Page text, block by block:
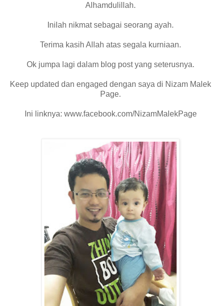
Alhamdulillah.
Inilah nikmat sebagai seorang ayah.
Terima kasih Allah atas segala kurniaan.
Ok jumpa lagi dalam blog post yang seterusnya.
Keep updated dan engaged dengan saya di Nizam Malek
Page.
Ini linknya: www.facebook.com/NizamMalekPage